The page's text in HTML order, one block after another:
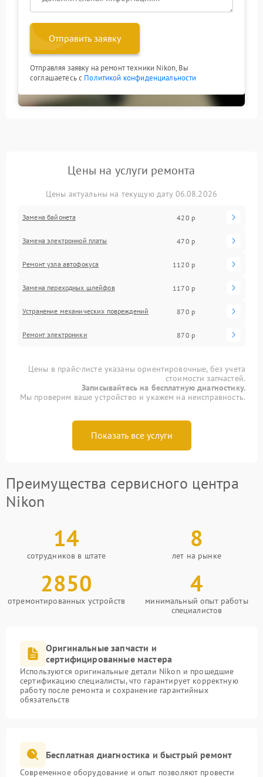
Отправить заявку
Отправляя заявку на ремонт техники Nikon, Вы
соглашаетесь с Политикой конфиденциальности
Цены на услуги ремонта
Цены актуальны на текущую дату 06.08.2026
Замена байонета 420 р
Замена электронной платы 470 р
Ремонт узла автофокуса 1120 р
Замена переходных шлейфов 1170 р
Устранение механических повреждений 870 р
Ремонт электроники 870 р
Цены в прайс-листе указаны ориентировочные, без учета
стоимости запчастей.
Записывайтесь на бесплатную диагностику.
Мы проверим ваше устройство и укажем на неисправность.
Показать все услуги
Преимущества сервисного центра
Nikon
14
сотрудников в штате
8
лет на рынке
2850
отремонтированных устройств
4
минимальный опыт работы
специалистов
Оригинальные запчасти и
сертифицированные мастера
Используются оригинальные детали Nikon и прошедшие
сертификацию специалисты, что гарантирует корректную
работу после ремонта и сохранение гарантийных
обязательств
Бесплатная диагностика и быстрый ремонт
Современное оборудование и опыт позволяют провести